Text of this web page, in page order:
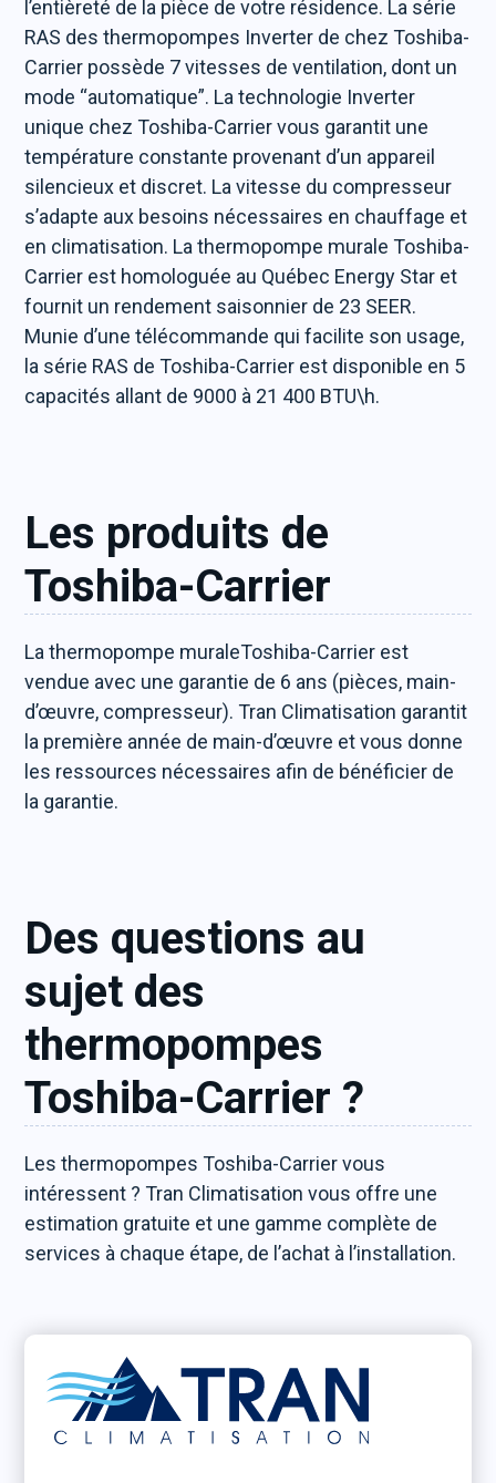
l’entièreté de la pièce de votre résidence. La série
RAS des thermopompes Inverter de chez Toshiba-
Carrier possède 7 vitesses de ventilation, dont un
mode “automatique”. La technologie Inverter
unique chez Toshiba-Carrier vous garantit une
température constante provenant d’un appareil
silencieux et discret. La vitesse du compresseur
s’adapte aux besoins nécessaires en chauffage et
en climatisation. La thermopompe murale Toshiba-
Carrier est homologuée au Québec Energy Star et
fournit un rendement saisonnier de 23 SEER.
Munie d’une télécommande qui facilite son usage,
la série RAS de Toshiba-Carrier est disponible en 5
capacités allant de 9000 à 21 400 BTU\h.
Les produits de
Toshiba-Carrier
La thermopompe muraleToshiba-Carrier est
vendue avec une garantie de 6 ans (pièces, main-
d’œuvre, compresseur). Tran Climatisation garantit
la première année de main-d’œuvre et vous donne
les ressources nécessaires afin de bénéficier de
la garantie.
Des questions au
sujet des
thermopompes
Toshiba-Carrier ?
Les thermopompes Toshiba-Carrier vous
intéressent ? Tran Climatisation vous offre une
estimation gratuite et une gamme complète de
services à chaque étape, de l’achat à l’installation.